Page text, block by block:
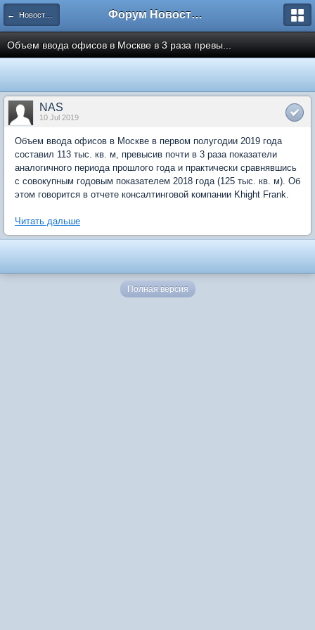
← Новости рынка недвижимости Форум Новостройки
Объем ввода офисов в Москве в 3 раза превы...
NAS
10 Jul 2019
Объем ввода офисов в Москве в первом полугодии 2019 года
составил 113 тыс. кв. м, превысив почти в 3 раза показатели
аналогичного периода прошлого года и практически сравнявшись
с совокупным годовым показателем 2018 года (125 тыс. кв. м). Об
этом говорится в отчете консалтинговой компании Khight Frank.
Читать дальше
Полная версия